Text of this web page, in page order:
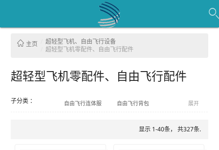
主页
超轻型飞机、自由飞行设备
超轻型飞机零配件、自由飞行配件
超轻型飞机零配件、自由飞行配件
子分类 ： 自由飞行连体服
自由飞行背包
展开
显示 1-40条， 共327条.